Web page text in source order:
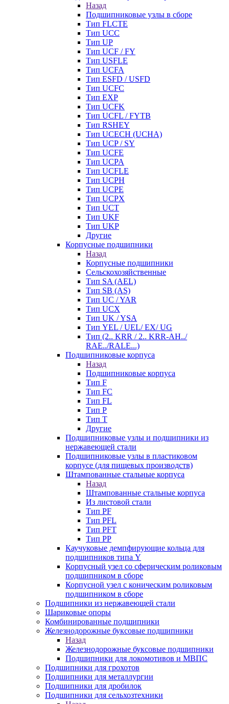
Назад
Подшипниковые узлы в сборе
Тип FLCTE
Тип UCC
Тип UP
Тип UCF / FY
Тип USFLE
Тип UCFA
Тип ESFD / USFD
Тип UCFC
Тип EXP
Тип UCFK
Тип UCFL / FYTB
Тип RSHEY
Тип UCECH (UCHA)
Тип UCP / SY
Тип UCFE
Тип UCPA
Тип UCFLE
Тип UCPH
Тип UCPE
Тип UCPX
Тип UCT
Тип UKF
Тип UKP
Другие
Корпусные подшипники
Назад
Корпусные подшипники
Сельскохозяйственные
Тип SA (AEL)
Тип SB (AS)
Тип UC / YAR
Тип UCX
Тип UK / YSA
Тип YEL / UEL/ EX/ UG
Тип (2.. KRR / 2.. KRR-AH../
RAE../RALE...)
Подшипниковые корпуса
Назад
Подшипниковые корпуса
Тип F
Тип FC
Тип FL
Тип P
Тип T
Другие
Подшипниковые узлы и подшипники из
нержавеющей стали
Подшипниковые узлы в пластиковом
корпусе (для пищевых производств)
Штампованные стальные корпуса
Назад
Штампованные стальные корпуса
Из листовой стали
Тип PF
Тип PFL
Тип PFT
Тип PP
Каучуковые демпфирующие кольца для
подшипников типа Y
Корпусный узел со сферическим роликовым
подшипником в сборе
Корпусной узел с коническим роликовым
подшипником в сборе
Подшипники из нержавеющей стали
Шариковые опоры
Комбинированные подшипники
Железнодорожные буксовые подшипники
Назад
Железнодорожные буксовые подшипники
Подшипники для локомотивов и МВПС
Подшипники для грохотов
Подшипники для металлургии
Подшипники для дробилок
Подшипники для сельхозтехники